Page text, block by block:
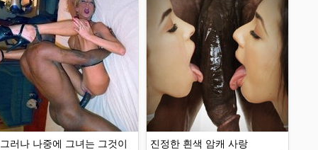
그러나 나중에 그녀는 그것이
진정한 흰색 암캐 사랑